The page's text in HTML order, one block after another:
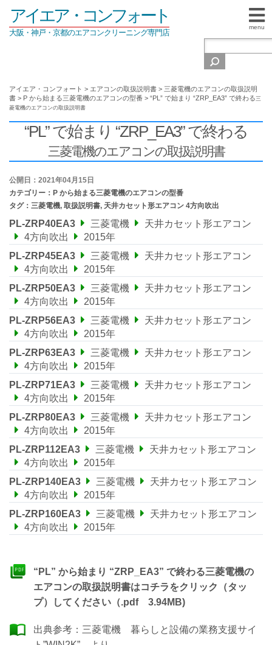
menu
アイエア・コンフォート
大阪・神戸・京都のエアコンクリーニング専門店
アイエア・コンフォート > エアコンの取扱説明書 > 三菱電機のエアコンの取扱説明
書 > P から始まる三菱電機のエアコンの型番 > “PL” で始まり “ZRP_EA3” で終わる三
菱電機のエアコンの取扱説明書
“PL” で始まり “ZRP_EA3” で終わる
三菱電機のエアコンの取扱説明書
公開日：2021年04月15日
カテゴリー： P から始まる三菱電機のエアコンの型番
タグ： 三菱電機, 取扱説明書, 天井カセット形エアコン 4方向吹出
PL-ZRP40EA3 三菱電機
天井カセット形エアコン
4方向吹出
2015年
PL-ZRP45EA3
三菱電機
天井カセット形エアコン
4方向吹出
2015年
PL-ZRP50EA3
三菱電機
天井カセット形エアコン
4方向吹出
2015年
PL-ZRP56EA3
三菱電機
天井カセット形エアコン
4方向吹出
2015年
PL-ZRP63EA3
三菱電機
天井カセット形エアコン
4方向吹出
2015年
PL-ZRP71EA3
三菱電機
天井カセット形エアコン
4方向吹出
2015年
PL-ZRP80EA3
三菱電機
天井カセット形エアコン
4方向吹出
2015年
PL-ZRP112EA3
三菱電機
天井カセット形エアコン
4方向吹出
2015年
PL-ZRP140EA3
三菱電機
天井カセット形エアコン
4方向吹出
2015年
PL-ZRP160EA3
三菱電機
天井カセット形エアコン
4方向吹出
2015年
“PL” から始まり “ZRP_EA3” で終わる三菱電機の
エアコンの取扱説明書はコチラをクリック（タッ
プ）してください（.pdf 3.94MB)
出典参考： 三菱電機 暮らしと設備の業務支援サイ